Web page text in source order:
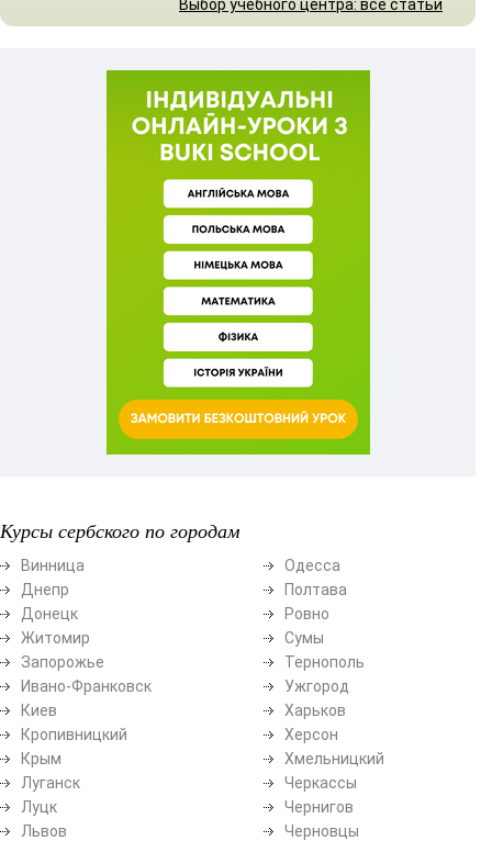
Выбор учебного центра: все статьи
Курсы сербского по городам
Винница
Днепр
Донецк
Житомир
Запорожье
Ивано-Франковск
Киев
Кропивницкий
Крым
Луганск
Луцк
Львов
Одесса
Полтава
Ровно
Сумы
Тернополь
Ужгород
Харьков
Херсон
Хмельницкий
Черкассы
Чернигов
Черновцы